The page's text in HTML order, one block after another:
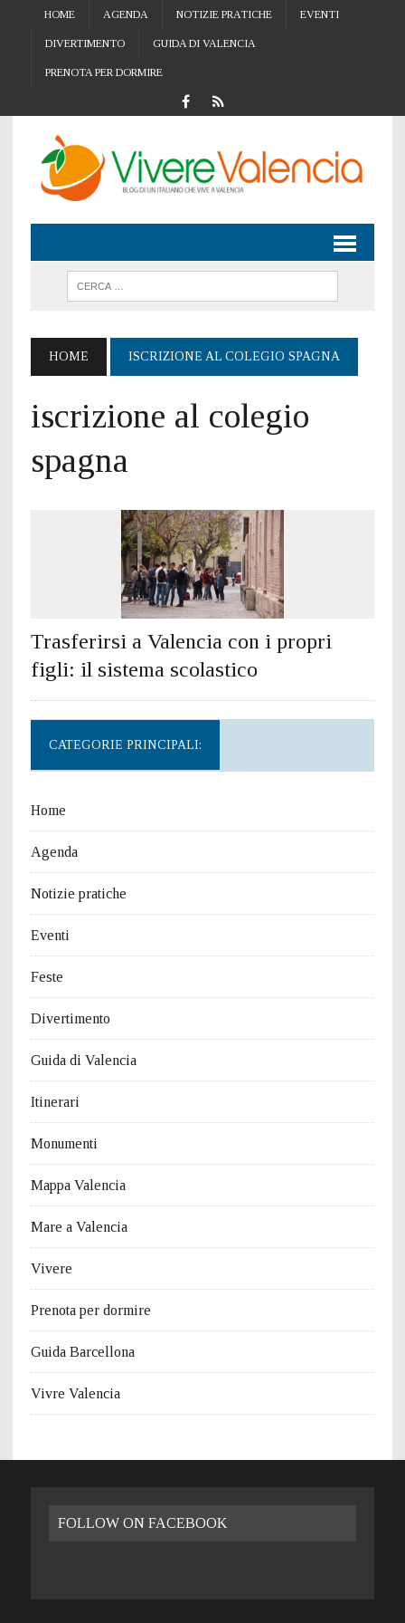
HOME AGENDA NOTIZIE PRATICHE EVENTI
DIVERTIMENTO GUIDA DI VALENCIA
PRENOTA PER DORMIRE
HOME ISCRIZIONE AL COLEGIO SPAGNA
iscrizione al colegio
spagna
Trasferirsi a Valencia con i propri
figli: il sistema scolastico
CATEGORIE PRINCIPALI:
Home
Agenda
Notizie pratiche
Eventi
Feste
Divertimento
Guida di Valencia
Itinerari
Monumenti
Mappa Valencia
Mare a Valencia
Vivere
Prenota per dormire
Guida Barcellona
Vivre Valencia
FOLLOW ON FACEBOOK